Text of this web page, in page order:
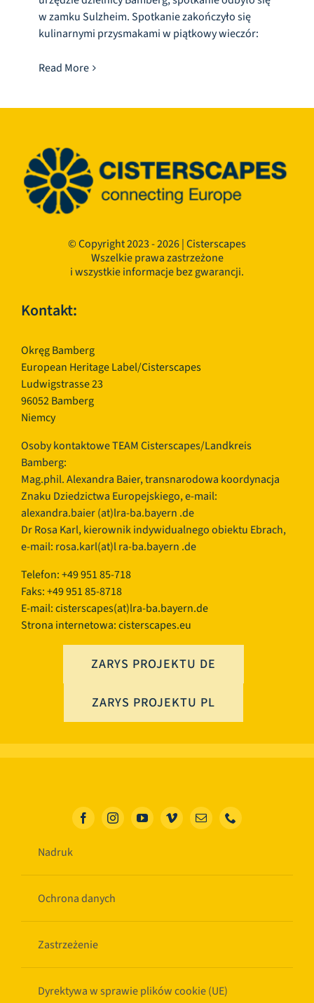
w zamku Sulzheim. Spotkanie zakończyło się
kulinarnymi przysmakami w piątkowy wieczór:
Read More
© Copyright 2023 - 2026 | Cisterscapes
Wszelkie prawa zastrzeżone
i wszystkie informacje bez gwarancji.
Kontakt:
Okręg Bamberg
European Heritage Label/Cisterscapes
Ludwigstrasse 23
96052 Bamberg
Niemcy
Osoby kontaktowe TEAM Cisterscapes/Landkreis
Bamberg:
Mag.phil. Alexandra Baier, transnarodowa koordynacja
Znaku Dziedzictwa Europejskiego, e-mail:
alexandra.baier(at)lra-ba.bayern .de
Dr Rosa Karl, kierownik indywidualnego obiektu Ebrach,
e-mail: rosa.karl(at)l ra-ba.bayern .de
Telefon: +49 951 85-718
Faks: +49 951 85-8718
E-mail:cisterscapes(at)lra-ba.bayern.de
Strona internetowa: cisterscapes.eu
ZARYS PROJEKTU DE
ZARYS PROJEKTU PL
Nadruk
Ochrona danych
Zastrzeżenie
Dyrektywa w sprawie plików cookie (UE)